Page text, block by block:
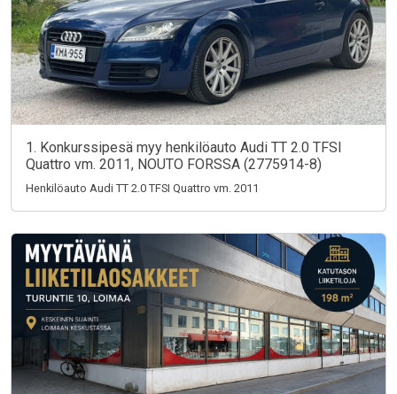
1. Konkurssipesä myy henkilöauto Audi TT 2.0 TFSI
Quattro vm. 2011, NOUTO FORSSA (2775914-8)
Henkilöauto Audi TT 2.0 TFSI Quattro vm. 2011